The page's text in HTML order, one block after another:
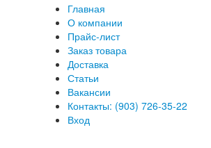
Главная
О компании
Прайс-лист
Заказ товара
Доставка
Статьи
Вакансии
Контакты: (903) 726-35-22
Вход